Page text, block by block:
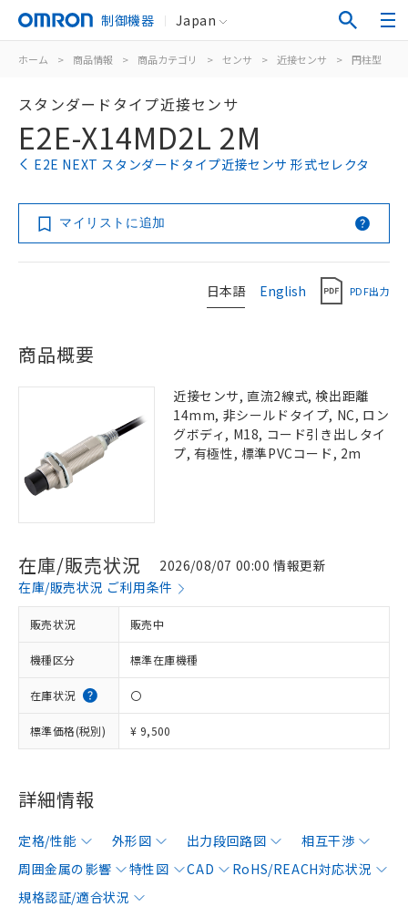
制御機器 Japan
ホーム > 商品情報 > 商品カテゴリ > センサ > 近接センサ > 円柱型
スタンダードタイプ近接センサ
E2E-X14MD2L 2M
E2E NEXT スタンダードタイプ近接センサ 形式セレクタ
マイリストに追加
日本語 English PDF出力
商品概要
近接センサ, 直流2線式, 検出距離
14mm, 非シールドタイプ, NC, ロン
グボディ, M18, コード引き出しタイ
プ, 有極性, 標準PVCコード, 2m
在庫/販売状況
2026/08/07 00:00 情報更新
在庫/販売状況 ご利用条件
販売状況 販売中
機種区分 標準在庫機種
在庫状況 〇
標準価格(税別) ¥ 9,500
詳細情報
定格/性能 外形図 出力段回路図
相互干渉
周囲金属の影響
特性図 CAD
RoHS/REACH対応状況
規格認証/適合状況